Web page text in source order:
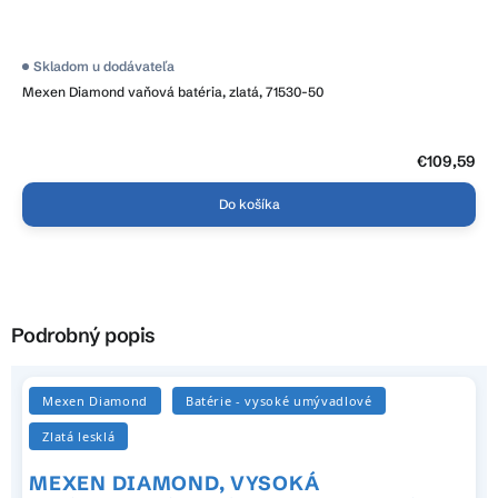
Mexen Diamond vaňová batéria, zlatá, 71530-50
Skladom u dodávateľa
€109,59
Do košíka
Podrobný popis
Mexen Diamond Batérie - vysoké umývadlové
Zlatá lesklá
MEXEN DIAMOND, VYSOKÁ